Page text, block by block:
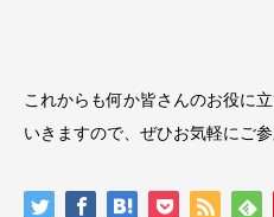
これからも何か皆さんのお役に
いきますので、ぜひお気軽にご